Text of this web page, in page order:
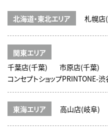
北海道・東北エリア 札幌店
関東エリア
千葉店(千葉)
市原店(千葉)
コンセプトショップPRINTONE-
東海エリア 高山店(岐阜)